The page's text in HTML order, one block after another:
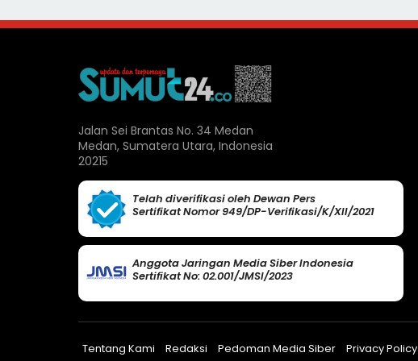
Jalan Sei Brantas No. 34 Medan
Medan, Sumatera Utara, Indonesia
20215
Telah diverifikasi oleh Dewan Pers
Sertifikat Nomor 949/DP-Verifikasi/K/XII/2021
Anggota Jaringan Media Siber Indonesia
Sertifikat No: 02.001/JMSI/2023
Tentang Kami Redaksi Pedoman Media Siber Privacy Policy